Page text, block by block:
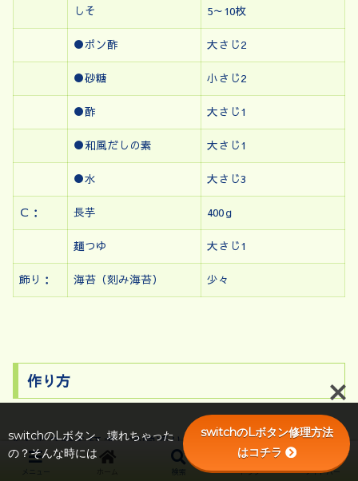
しそ 5～10枚
●ポン酢 大さじ2
●砂糖 小さじ2
●酢 大さじ1
●和風だしの素 大さじ1
●水 大さじ3
Ｃ： 長芋 400ｇ
麺つゆ 大さじ1
飾り： 海苔（刻み海苔） 少々
作り方
1：米２合を研ぎ、通常通りに水を入れて、大麦100ｇ
を入れて水を200cc入れて普通に炊きます。
検索 トップ サイドバー
switchのLボタン、壊れちゃった
の？そんな時には
switchのLボタン修理方法
はコチラ